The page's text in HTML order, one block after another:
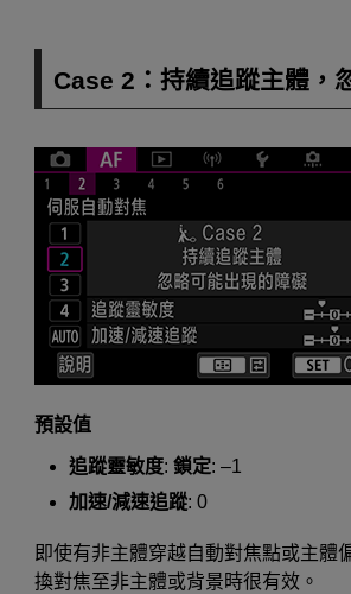
Case 2：持續追蹤主體，
預設值
追蹤靈敏度: 鎖定: –1
加速/減速追蹤: 0
即使有非主體穿越自動對焦點或主體
換對焦至非主體或背景時很有效。